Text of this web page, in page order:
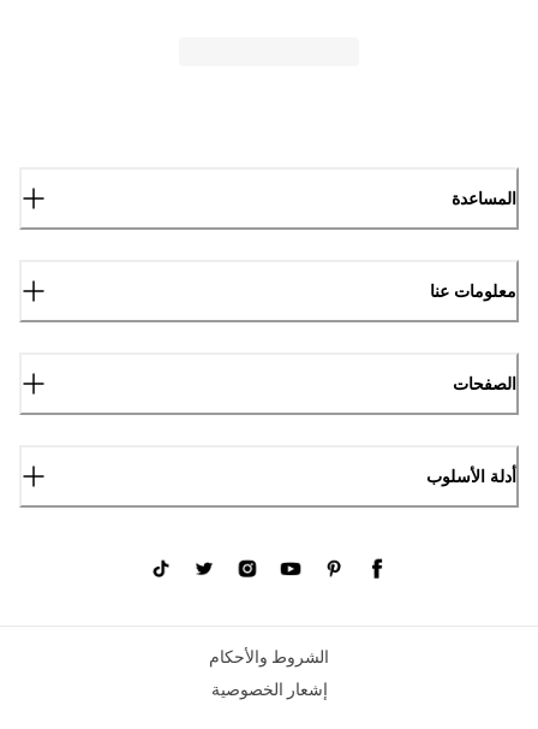
المساعدة
معلومات عنا
الصفحات
أدلة الأسلوب
الشروط والأحكام
إشعار الخصوصية